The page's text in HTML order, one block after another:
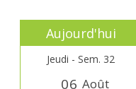
Aujourd'hui
Jeudi - Sem. 32
06 Août